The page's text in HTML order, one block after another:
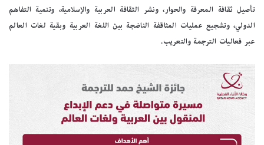
تأصيل ثقافة المعرفة والحوار، ونشر الثقافة العربية والإسلامية، وتنمية التفاهم
الدولي، وتشجيع عمليات المثاقفة الناضجة بين اللغة العربية وبقية لغات العالم
عبر فعاليات الترجمة والتعريب.